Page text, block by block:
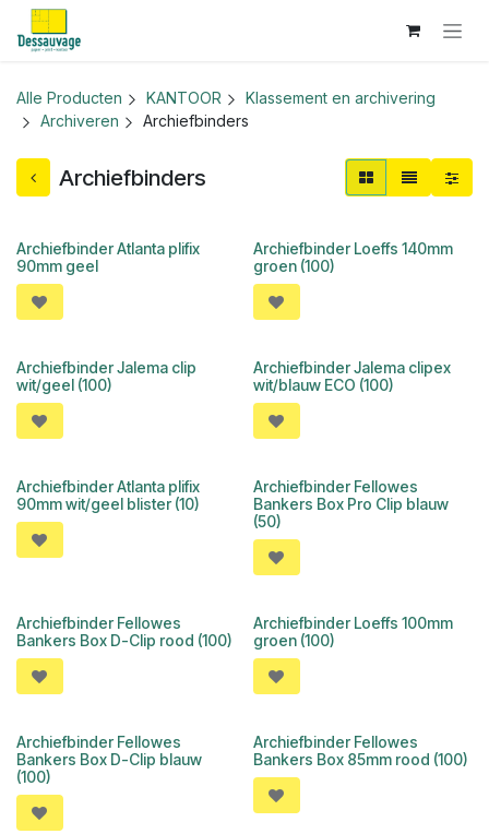
Overslaan naar inhoud
Alle Producten KANTOOR
Klassement en archivering
Archiveren
Archiefbinders
Archiefbinders
Archiefbinder Atlanta plifix
90mm geel
Archiefbinder Loeffs 140mm
groen (100)
Archiefbinder Jalema clip
wit/geel (100)
Archiefbinder Jalema clipex
wit/blauw ECO (100)
Archiefbinder Atlanta plifix
90mm wit/geel blister (10)
Archiefbinder Fellowes
Bankers Box Pro Clip blauw
(50)
Archiefbinder Fellowes
Bankers Box D-Clip rood (100)
Archiefbinder Loeffs 100mm
groen (100)
Archiefbinder Fellowes
Bankers Box D-Clip blauw
(100)
Archiefbinder Fellowes
Bankers Box 85mm rood (100)